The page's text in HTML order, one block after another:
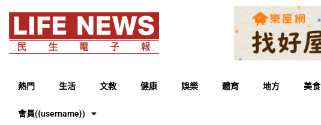
熱門 生活 文教 健康 娛樂 體育 地方 美食
會員({username})